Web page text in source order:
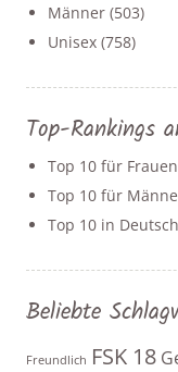
Männer (503)
Unisex (758)
Top-Rankings
Top 10 für Frauen
Top 10 für
Top 10 in
Beliebte
Freundlich FSK 18